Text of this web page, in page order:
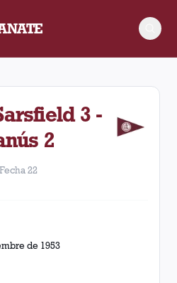
y Vélez Sarsfield disputado
3 -
2
Fecha 22
de 1953